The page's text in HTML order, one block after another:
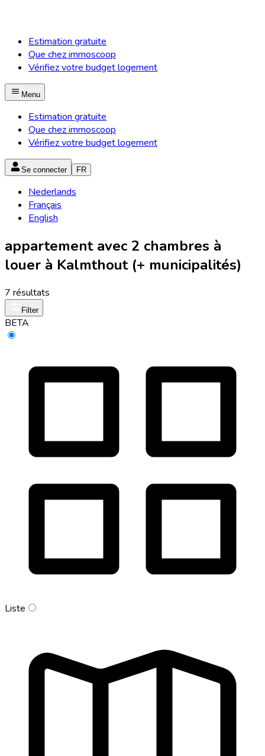
Estimation gratuite
Que chez immoscoop
Vérifiez votre budget logement
Menu
Estimation gratuite
Que chez immoscoop
Vérifiez votre budget logement
Se connecter FR
Nederlands
Français
English
appartement avec 2 chambres à
louer à Kalmthout (+ municipalités)
7 résultats
Filter
BETA
Liste